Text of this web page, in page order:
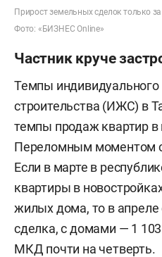
Прирост земельных сделок только
Фото: «БИЗНЕС Online»
Частник круче
Темпы
строительства (ИЖС) в
темпы продаж квартир в
Переломным моментом
Если в марте в
квартиры в
жилых дома, то в апреле
сделка, с домами — 1
МКД почти на четверть.